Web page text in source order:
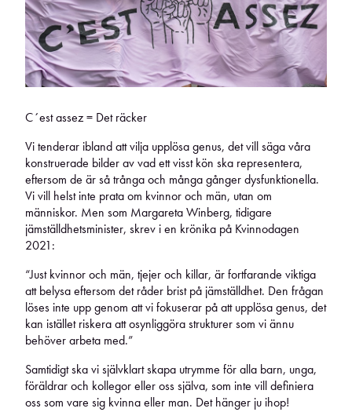
C´est assez = Det räcker
Vi tenderar ibland att vilja upplösa genus, det vill säga våra
konstruerade bilder av vad ett visst kön ska representera,
eftersom de är så trånga och många gånger dysfunktionella.
Vi vill helst inte prata om kvinnor och män, utan om
människor. Men som Margareta Winberg, tidigare
jämställdhetsminister, skrev i en krönika på Kvinnodagen
2021:
“Just kvinnor och män, tjejer och killar, är fortfarande viktiga
att belysa eftersom det råder brist på jämställdhet. Den frågan
löses inte upp genom att vi fokuserar på att upplösa genus, det
kan istället riskera att osynliggöra strukturer som vi ännu
behöver arbeta med.”
Samtidigt ska vi självklart skapa utrymme för alla barn, unga,
föräldrar och kollegor eller oss själva, som inte vill definiera
oss som vare sig kvinna eller man. Det hänger ju ihop!